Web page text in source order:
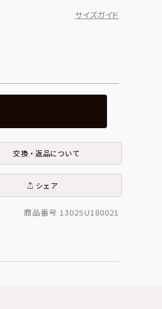
サイズガイド
交換・返品について
シェア
商品番号 1302SU180021